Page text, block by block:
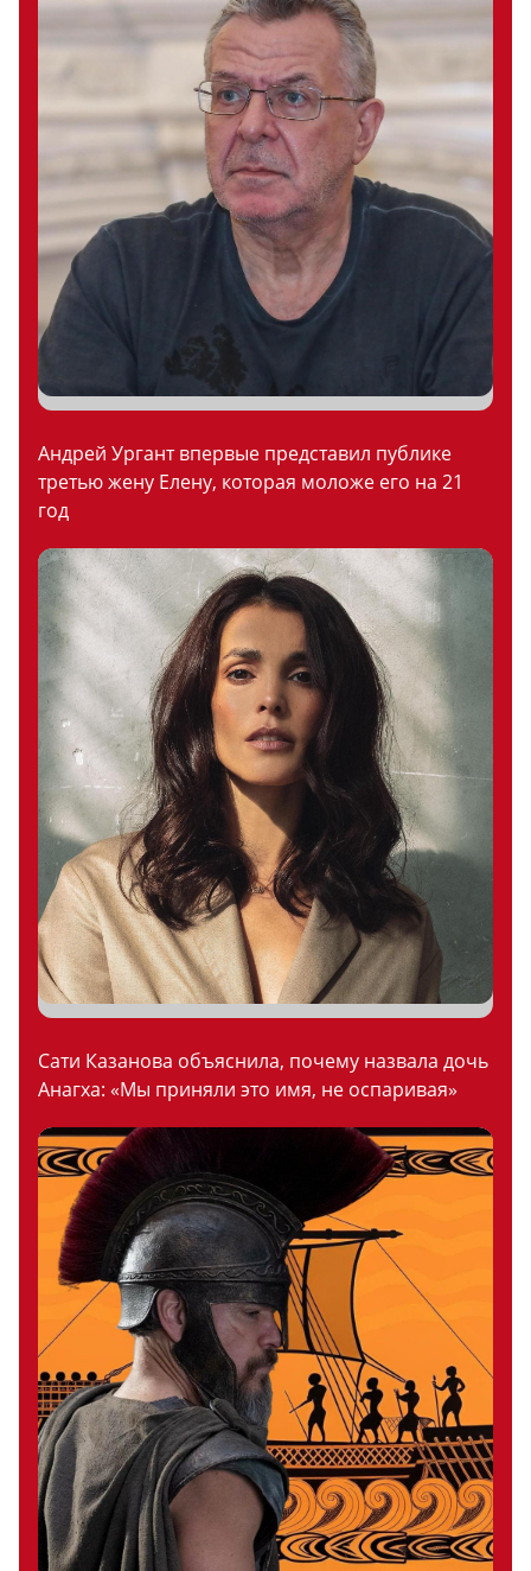
Андрей Ургант впервые представил публике
третью жену Елену, которая моложе его на 21
год
Сати Казанова объяснила, почему назвала дочь
Анагха: «Мы приняли это имя, не оспаривая»